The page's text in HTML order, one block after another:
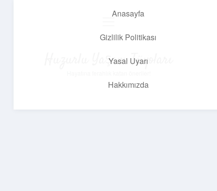
Anasayfa
Gizlilik Politikası
Yasal Uyarı
Hakkımızda
Huzurlu Yaşam Tüyoları